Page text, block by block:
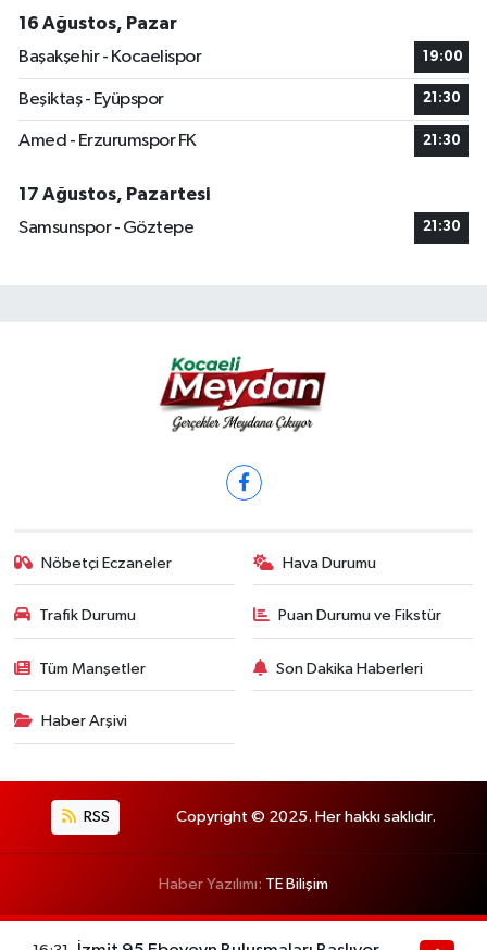
16 Ağustos, Pazar
Başakşehir - Kocaelispor
19:00
Beşiktaş - Eyüpspor 21:30
Amed - Erzurumspor FK 21:30
17 Ağustos, Pazartesi
Samsunspor - Göztepe
21:30
Nöbetçi Eczaneler Hava Durumu
Trafik Durumu Puan Durumu ve Fikstür
Tüm Manşetler Son Dakika Haberleri
Haber Arşivi
RSS Copyright © 2025. Her hakkı saklıdır.
Haber Yazılımı: TE Bilişim